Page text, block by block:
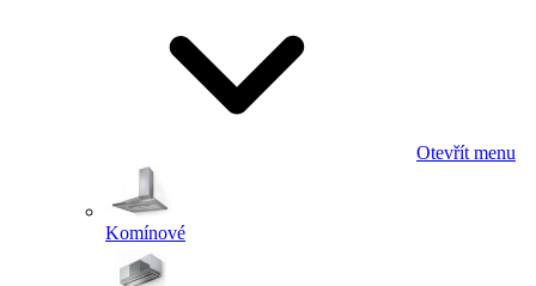
Otevřít menu
Komínové